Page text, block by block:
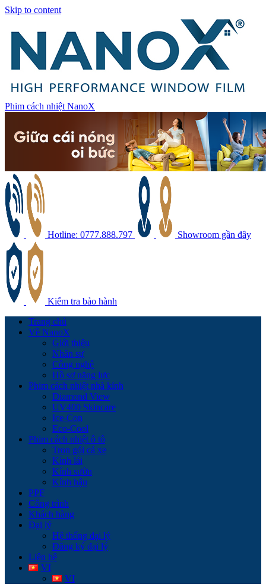
Skip to content
Phim cách nhiệt NanoX
Hotline: 0777.888.797 Showroom gần đây
Kiểm tra bảo hành
Trang chủ
Về NanoX
Giới thiệu
Nhân sự
Công nghệ
Hồ sơ năng lực
Phim cách nhiệt nhà kính
Diamond View
UV400 Skincare
Ice-Con
Eco-Cool
Phim cách nhiệt ô tô
Trọn gói cả xe
Kính lái
Kính sườn
Kính hậu
PPF
Công trình
Khách hàng
Đại lý
Hệ thống đại lý
Đăng ký đại lý
Liên hệ
VI
VI